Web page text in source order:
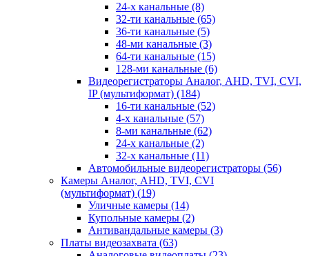
24-х канальные (8)
32-ти канальные (65)
36-ти канальные (5)
48-ми канальные (3)
64-ти канальные (15)
128-ми канальные (6)
Видеорегистраторы Аналог, AHD, TVI, CVI,
IP (мультиформат) (184)
16-ти канальные (52)
4-х канальные (57)
8-ми канальные (62)
24-х канальные (2)
32-х канальные (11)
Автомобильные видеорегистраторы (56)
Камеры Аналог, AHD, TVI, CVI
(мультиформат) (19)
Уличные камеры (14)
Купольные камеры (2)
Антивандальные камеры (3)
Платы видеозахвата (63)